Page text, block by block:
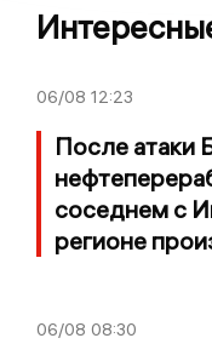
06/08 12:23
После атаки
соседнем с
регионе
06/08 08:30